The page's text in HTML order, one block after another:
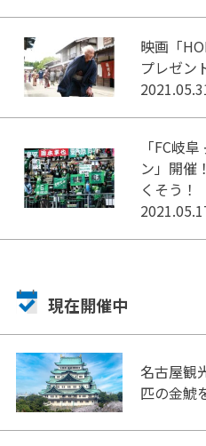
映画「
プレゼン
「FC岐
ン」開催
くそう！
現在開催中
名古屋観
匹の金鯱